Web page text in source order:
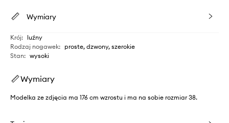
Wymiary
Krój: luźny
Rodzaj nogawek: proste, dzwony, szerokie
Stan: wysoki
Wymiary
Modelka ze zdjęcia ma 176 cm wzrostu i ma na sobie rozmiar 38.